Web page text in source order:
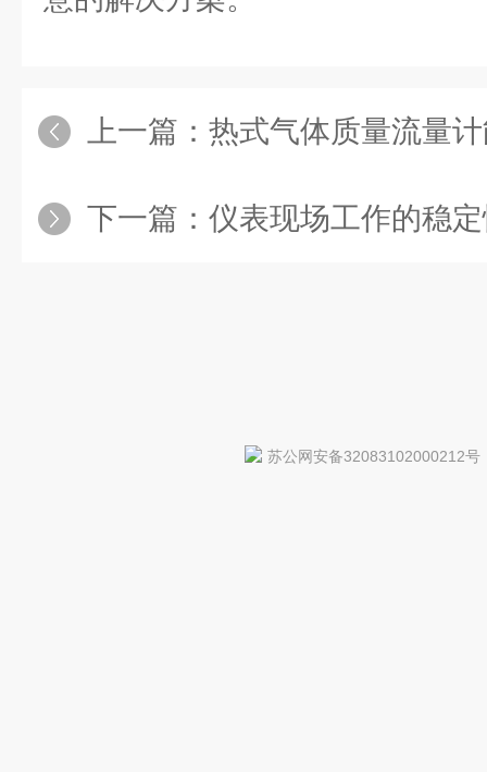
上一篇： 热式气体质量流量计
下一篇： 仪表现场工作的稳
苏公网安备32083102000212号